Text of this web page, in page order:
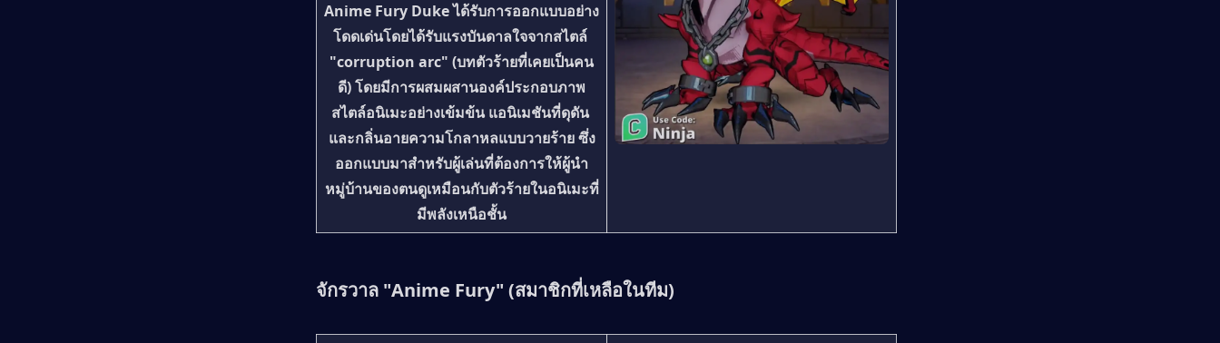
Anime Fury Duke ได้รับการออกแบบอย่าง
โดดเด่นโดยได้รับแรงบันดาลใจจากสไตล์
"corruption arc" (บทตัวร้ายที่เคยเป็นคน
ดี) โดยมีการผสมผสานองค์ประกอบภาพ
สไตล์อนิเมะอย่างเข้มข้น แอนิเมชันที่ดุดัน
และกลิ่นอายความโกลาหลแบบวายร้าย ซึ่ง
ออกแบบมาสำหรับผู้เล่นที่ต้องการให้ผู้นำ
หมู่บ้านของตนดูเหมือนกับตัวร้ายในอนิเมะที่
มีพลังเหนือชั้น
จักรวาล "Anime Fury" (สมาชิกที่เหลือในทีม)